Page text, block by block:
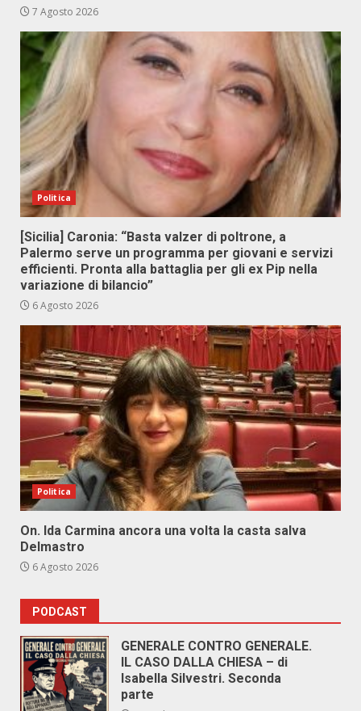
7 Agosto 2026
Politica
[Sicilia] Caronia: “Basta valzer di poltrone, a
Palermo serve un programma per giovani e servizi
efficienti. Pronta alla battaglia per gli ex Pip nella
variazione di bilancio”
6 Agosto 2026
Politica
On. Ida Carmina ancora una volta la casta salva
Delmastro
6 Agosto 2026
PODCAST
GENERALE CONTRO GENERALE.
IL CASO DALLA CHIESA – di
Isabella Silvestri. Seconda
parte